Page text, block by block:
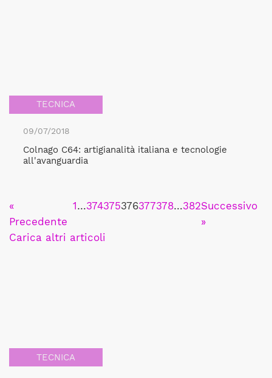
TECNICA
09/07/2018
Colnago C64: artigianalità italiana e tecnologie
all'avanguardia
«
Precedente
1…374375376377378…382Successivo
»
Carica altri articoli
TECNICA